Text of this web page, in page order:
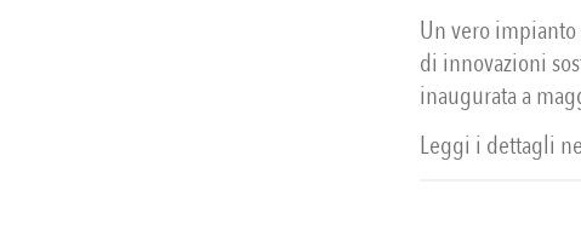
Un vero
di innovazioni
inaugurata a
Leggi i dettagli